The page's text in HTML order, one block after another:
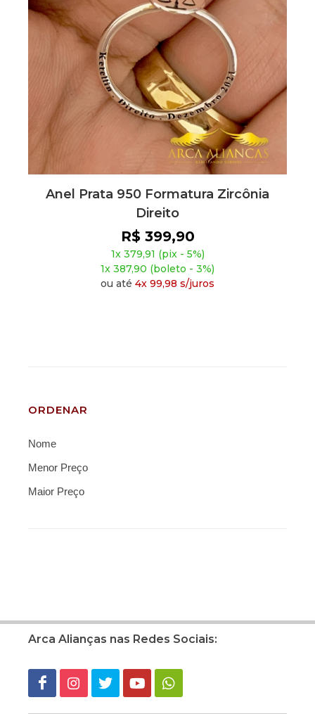
Anel Prata 950 Formatura Zircônia
Direito
R$ 399,90
1x 379,91 (pix - 5%)
1x 387,90 (boleto - 3%)
ou até 4x 99,98 s/juros
ORDENAR
Nome
Menor Preço
Maior Preço
Arca Alianças nas Redes Sociais: